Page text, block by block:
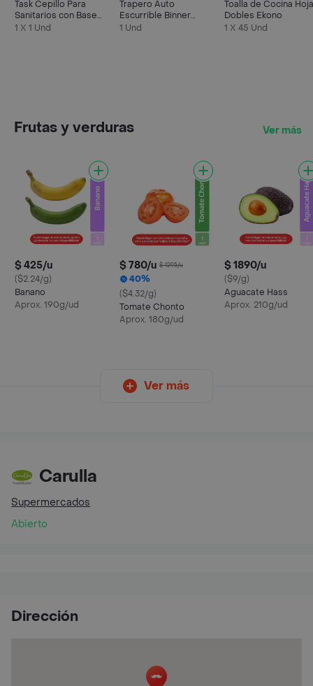
Task Cepillo Para
Sanitarios con Base
Blanco
1 X 1 Und
Trapero Auto
Escurrible Binner
107561
1 Und
Toalla de Cocina
Dobles Ekono
1 X 45 Und
Frutas y verduras Ver más
$ 425/u
($2.24/g)
Banano
Aprox. 190g/ud
$ 780/u $ 1295/u
40%
($4.32/g)
Tomate Chonto
Aprox. 180g/ud
$ 1890/u
($9/g)
Aguacate Hass
Aprox. 210g/ud
Ver más
Carulla
Supermercados
Abierto
Dirección